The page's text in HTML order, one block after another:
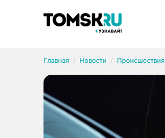
Главная Новости Происшествия
Рубрики